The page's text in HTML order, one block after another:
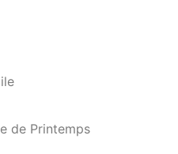
de Printemps